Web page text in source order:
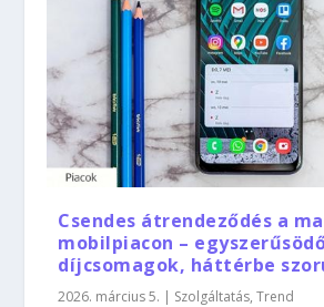
Csendes átrendeződés a
mobilpiacon –
díjcsomagok, háttérbe
2026. március 5. | Szolgáltatás,Trend